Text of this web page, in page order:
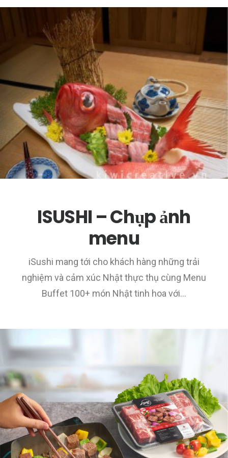
ISUSHI – Chụp ảnh
menu
iSushi mang tới cho khách hàng những trải
nghiệm và cảm xúc Nhật thực thụ cùng Menu
Buffet 100+ món Nhật tinh hoa với…